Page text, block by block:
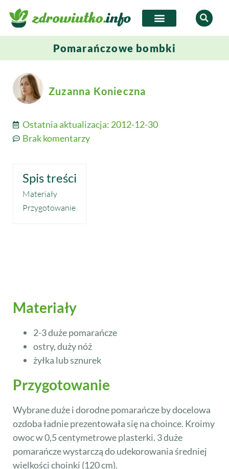
Pomarańczowe bombki
Zuzanna Konieczna
Ostatnia aktualizacja: 2012-12-30
Brak komentarzy
Spis treści
Materiały
Przygotowanie
Materiały
2-3 duże pomarańcze
ostry, duży nóż
żyłka lub sznurek
Przygotowanie
Wybrane duże i dorodne pomarańcze by docelowa
ozdoba ładnie prezentowała się na choince. Kroimy
owoc w 0,5 centymetrowe plasterki. 3 duże
pomarańcze wystarczą do udekorowania średniej
wielkości choinki (120 cm).